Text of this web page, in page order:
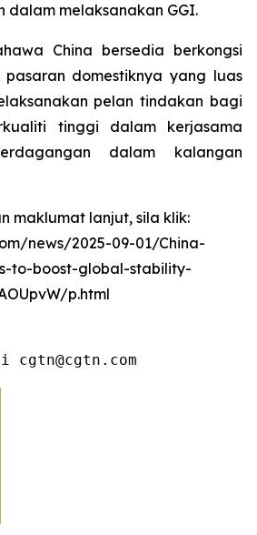
dalam melaksanakan GGI.
China bersedia berkongsi
domestiknya yang luas
pelan tindakan bagi
tinggi dalam kerjasama
dalam kalangan
maklumat lanjut, sila klik:
news/2025-09-01/China-
to-boost-global-stability-
p.html
cgtn@cgtn.com